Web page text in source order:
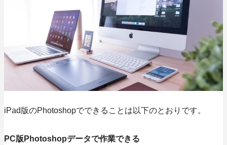
iPad版のPhotoshopでできることは以下のとおりです。
PC版Photoshopデータで作業できる